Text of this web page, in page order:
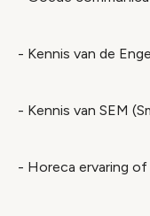
- Kennis van de
- Kennis van SEM
- Horeca ervaring